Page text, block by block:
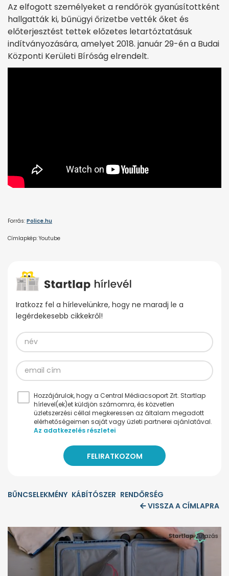
Az elfogott személyeket a rendőrök gyanúsítottként
hallgatták ki, bűnügyi őrizetbe vették őket és
előterjesztést tettek előzetes letartóztatásuk
indítványozására, amelyet 2018. január 29-én a Budai
Központi Kerületi Bíróság elrendelt.
Forrás: Police.hu
Címlapkép: Youtube
Iratkozz fel a hírlevelünkre, hogy ne maradj le a
legérdekesebb cikkekről!
Hozzájárulok, hogy a Central Médiacsoport Zrt. Startlap
hírlevel(ek)et küldjön számomra, és közvetlen
üzletszerzési céllal megkeressen az általam megadott
elérhetőségeimen saját vagy üzleti partnerei ajánlatával.
Az adatkezelés részletei
BŰNCSELEKMÉNY KÁBÍTÓSZER RENDŐRSÉG
VISSZA A CÍMLAPRA